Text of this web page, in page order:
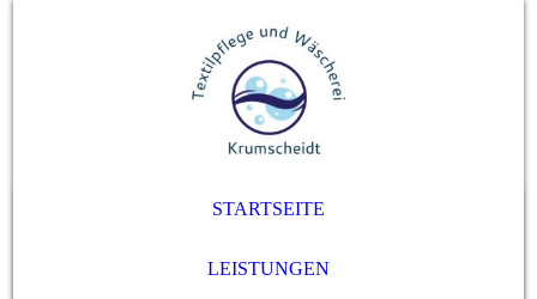
STARTSEITE
LEISTUNGEN